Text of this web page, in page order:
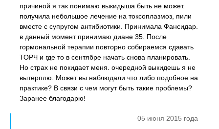
причиной я так понимаю выкидыша быть не может.
получила небольшое лечение на токсоплазмоз, пили
вместе с супругом антибиотики. Принимала Фансидар.
в данный момент принимаю диане 35. После
гормональной терапии повторно собираемся сдавать
ТОРЧ и где то в сентябре начать снова планировать.
Но страх не покидает меня. очередной выкидешь я не
вытерплю. Может вы наблюдали что либо подобное на
практике? В связи с чем могут быть такие проблемы?
Заранее благодарю!
05 июня 2015 года